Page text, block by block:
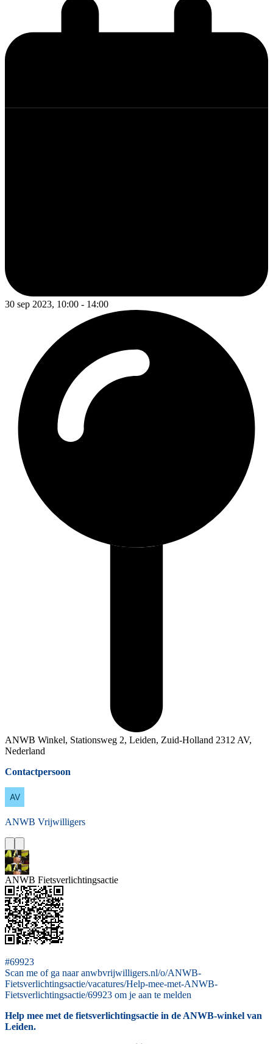
30 sep 2023, 10:00 - 14:00
ANWB Winkel, Stationsweg 2, Leiden, Zuid-Holland 2312 AV,
Nederland
Contactpersoon
ANWB Vrijwilligers
ANWB Fietsverlichtingsactie
#69923
Scan me of ga naar anwbvrijwilligers.nl/o/ANWB-
Fietsverlichtingsactie/vacatures/Help-mee-met-ANWB-
Fietsverlichtingsactie/69923 om je aan te melden
Help mee met de fietsverlichtingsactie in de ANWB-winkel van
Leiden.